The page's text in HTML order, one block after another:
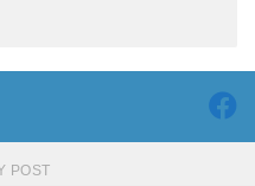
POST